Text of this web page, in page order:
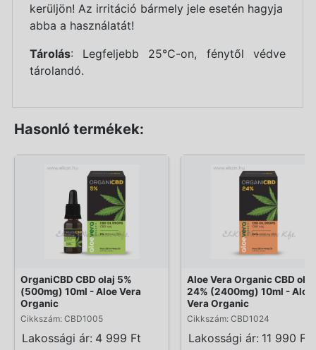
kerüljön! Az irritáció bármely jele esetén hagyja
abba a használatát!
Tárolás: Legfeljebb 25°C-on, fénytől védve
tárolandó.
Hasonló termékek:
OrganiCBD CBD olaj 5%
(500mg) 10ml - Aloe Vera
Organic
Cikkszám: CBD1005
Lakossági ár: 4 999 Ft
Aloe Vera Organic CBD olaj
24% (2400mg) 10ml - Aloe
Vera Organic
Cikkszám: CBD1024
Lakossági ár: 11 990 Ft